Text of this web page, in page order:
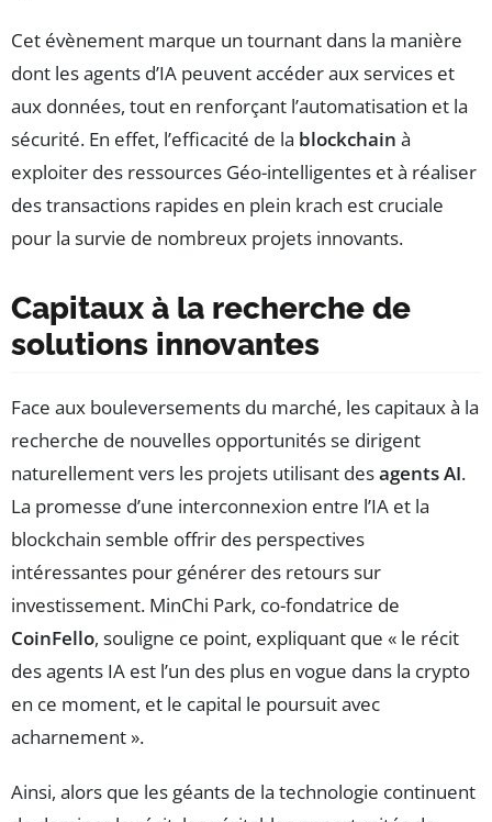
Cet évènement marque un tournant dans la manière
dont les agents d’IA peuvent accéder aux services et
aux données, tout en renforçant l’automatisation et la
sécurité. En effet, l’efficacité de la blockchain à
exploiter des ressources Géo-intelligentes et à réaliser
des transactions rapides en plein krach est cruciale
pour la survie de nombreux projets innovants.
Capitaux à la recherche de
solutions innovantes
Face aux bouleversements du marché, les capitaux à la
recherche de nouvelles opportunités se dirigent
naturellement vers les projets utilisant desagents AI.
La promesse d’une interconnexion entre l’IA et la
blockchain semble offrir des perspectives
intéressantes pour générer des retours sur
investissement. MinChi Park, co-fondatrice de
CoinFello, souligne ce point, expliquant que « le récit
des agents IA est l’un des plus en vogue dans la crypto
en ce moment, et le capital le poursuit avec
acharnement ».
Ainsi, alors que les géants de la technologie continuent